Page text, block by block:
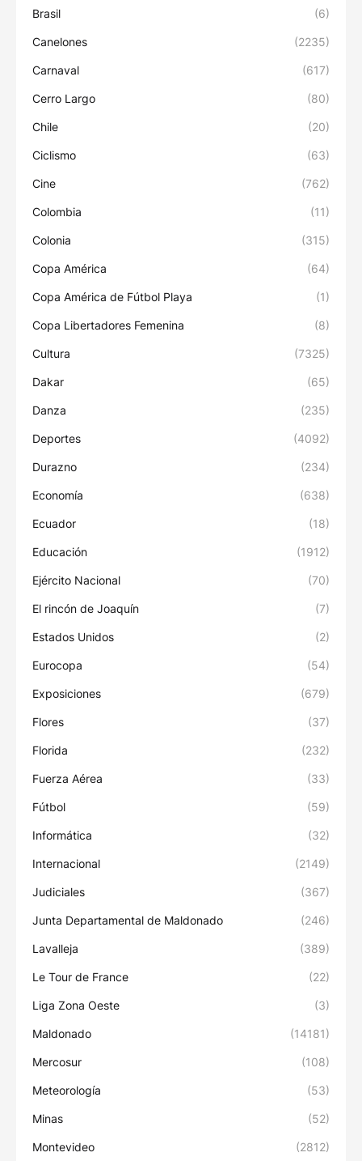
Brasil (6)
Canelones (2235)
Carnaval (617)
Cerro Largo (80)
Chile (20)
Ciclismo (63)
Cine (762)
Colombia (11)
Colonia (315)
Copa América (64)
Copa América de Fútbol Playa (1)
Copa Libertadores Femenina (8)
Cultura (7325)
Dakar (65)
Danza (235)
Deportes (4092)
Durazno (234)
Economía (638)
Ecuador (18)
Educación (1912)
Ejército Nacional (70)
El rincón de Joaquín (7)
Estados Unidos (2)
Eurocopa (54)
Exposiciones (679)
Flores (37)
Florida (232)
Fuerza Aérea (33)
Fútbol (59)
Informática (32)
Internacional (2149)
Judiciales (367)
Junta Departamental de Maldonado (246)
Lavalleja (389)
Le Tour de France (22)
Liga Zona Oeste (3)
Maldonado (14181)
Mercosur (108)
Meteorología (53)
Minas (52)
Montevideo (2812)